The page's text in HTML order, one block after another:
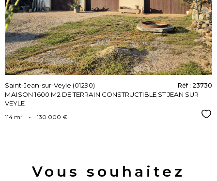
bien
Saint-Jean-sur-Veyle (01290)
MAISON 1600 M2 DE TERRAIN CONSTRUCTIBLE ST JEAN SUR
VEYLE
Réf : 23730
114 m² - 130 000 €
Vous souhaitez